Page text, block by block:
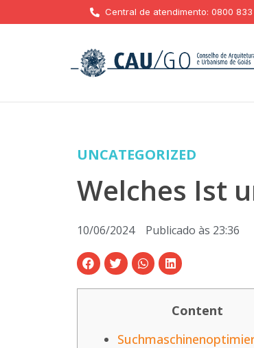
Central de atendimento: 0800 833
UNCATEGORIZED
Welches Ist
10/06/2024 Publicado às 23:36
Content